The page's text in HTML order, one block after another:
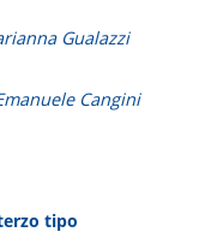
Gualazzi
Cangini
tipo